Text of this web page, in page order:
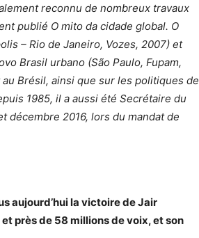
reconnu de nombreux travaux
publié O mito da cidade global. O
– Rio de Janeiro, Vozes, 2007) et
Brasil urbano (São Paulo, Fupam,
Brésil, ainsi que sur les politiques de
1985, il a aussi été Secrétaire du
décembre 2016, lors du mandat de
aujourd’hui la victoire de Jair
près de 58 millions de voix, et son